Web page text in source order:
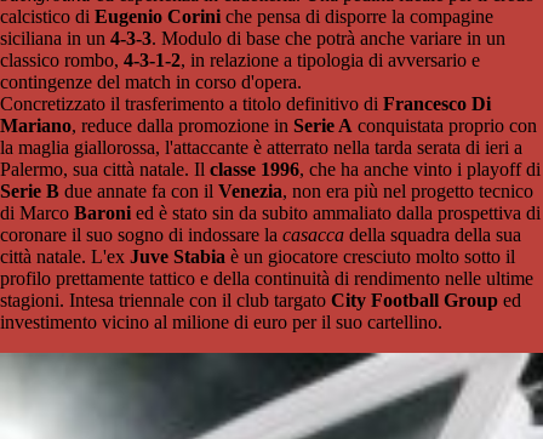
calcistico di Eugenio Corini che pensa di disporre la compagine
siciliana in un 4-3-3. Modulo di base che potrà anche variare in un
classico rombo, 4-3-1-2, in relazione a tipologia di avversario e
contingenze del match in corso d'opera.
Concretizzato il trasferimento a titolo definitivo di Francesco Di
Mariano, reduce dalla promozione in Serie A conquistata proprio con
la maglia giallorossa, l'attaccante è atterrato nella tarda serata di ieri a
Palermo, sua città natale. Il classe 1996, che ha anche vinto i playoff di
Serie B due annate fa con il Venezia, non era più nel progetto tecnico
di Marco Baroni ed è stato sin da subito ammaliato dalla prospettiva di
coronare il suo sogno di indossare la casacca della squadra della sua
città natale. L'ex Juve Stabia è un giocatore cresciuto molto sotto il
profilo prettamente tattico e della continuità di rendimento nelle ultime
stagioni. Intesa triennale con il club targato City Football Group ed
investimento vicino al milione di euro per il suo cartellino.